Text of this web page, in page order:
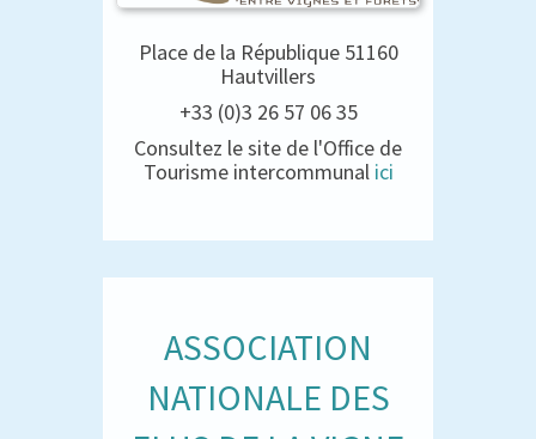
Place de la République 51160
Hautvillers
+33 (0)3 26 57 06 35
Consultez le site de l'Office de
Tourisme intercommunal ici
ASSOCIATION
NATIONALE DES